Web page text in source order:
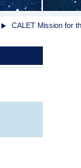
CALET Mission for